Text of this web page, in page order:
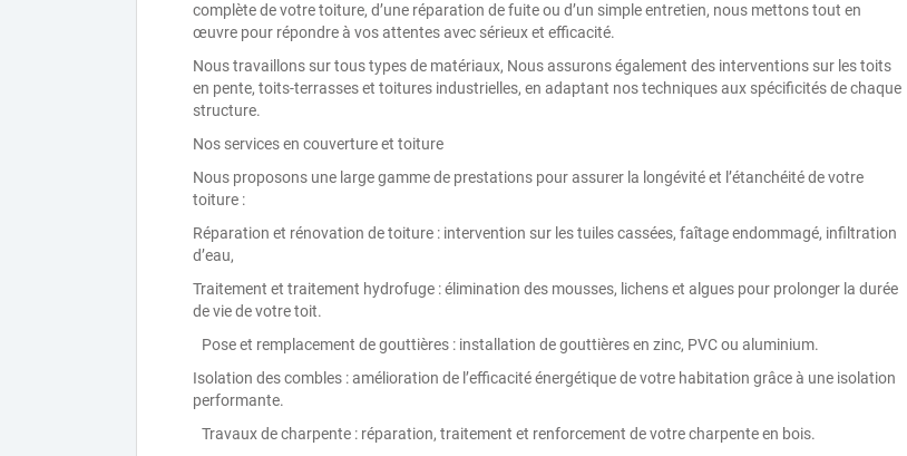
complète de votre toiture, d’une réparation de fuite ou d’un simple entretien, nous mettons tout en
œuvre pour répondre à vos attentes avec sérieux et efficacité.
Nous travaillons sur tous types de matériaux, Nous assurons également des interventions sur les toits
en pente, toits-terrasses et toitures industrielles, en adaptant nos techniques aux spécificités de chaque
structure.
Nos services en couverture et toiture
Nous proposons une large gamme de prestations pour assurer la longévité et l’étanchéité de votre
toiture :
Réparation et rénovation de toiture : intervention sur les tuiles cassées, faîtage endommagé, infiltration
d’eau,
Traitement et traitement hydrofuge : élimination des mousses, lichens et algues pour prolonger la durée
de vie de votre toit.
Pose et remplacement de gouttières : installation de gouttières en zinc, PVC ou aluminium.
Isolation des combles : amélioration de l’efficacité énergétique de votre habitation grâce à une isolation
performante.
Travaux de charpente : réparation, traitement et renforcement de votre charpente en bois.